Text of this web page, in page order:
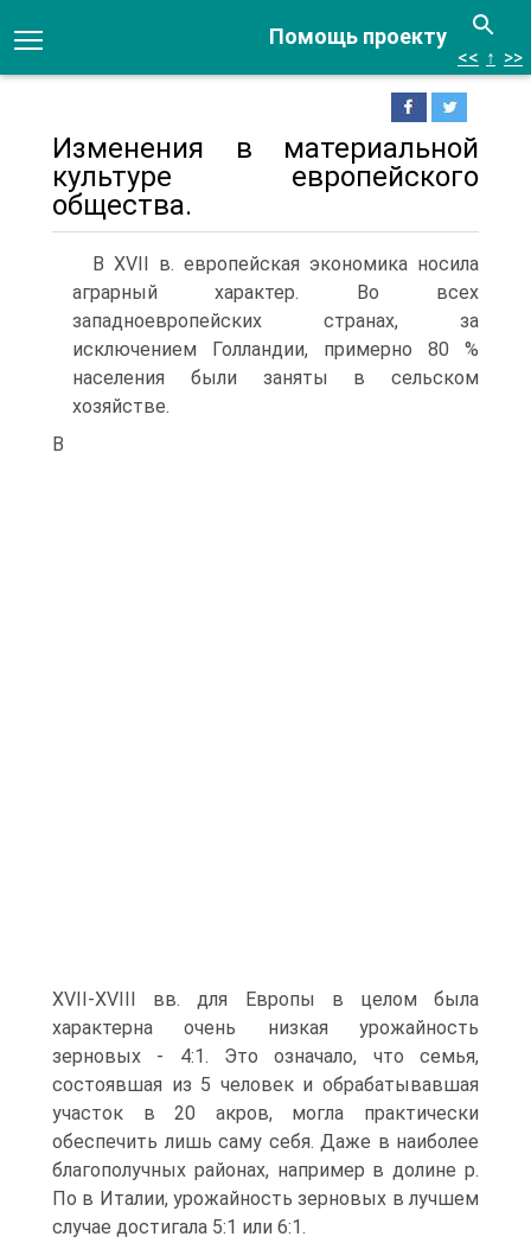
Помощь проекту
<< ↑ >>
Изменения в материальной
культуре европейского
общества.
В XVII в. ев­ропейская экономика носила
аграрный характер. Во всех
западноевропейских странах, за
исключением Голландии, примерно 80 %
населения были заняты в сельском
хозяйстве.
В
XVII-XVIII вв. для Европы в целом была
характерна очень низкая урожайность
зерновых - 4:1. Это означало, что семья,
состоявшая из 5 человек и обрабатывавшая
участок в 20 акров, могла практически
обеспе­чить лишь саму себя. Даже в наиболее
благополучных районах, например в доли­не р.
По в Италии, урожайность зерновых в лучшем
случае достигала 5:1 или 6:1.